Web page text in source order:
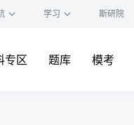
学习 斯研院
专区 题库 模考